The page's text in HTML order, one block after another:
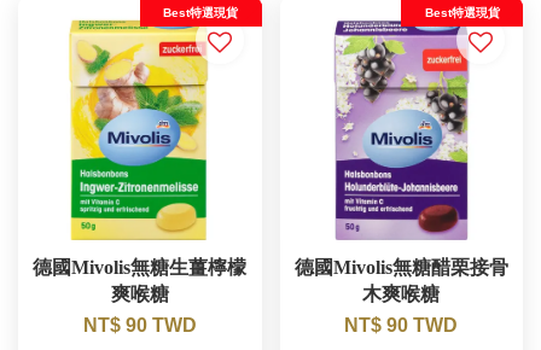
Best特選現貨
德國Mivolis無糖生薑檸檬
爽喉糖
NT$ 90 TWD
Best特選現貨
德國Mivolis無糖醋栗接骨
木爽喉糖
NT$ 90 TWD